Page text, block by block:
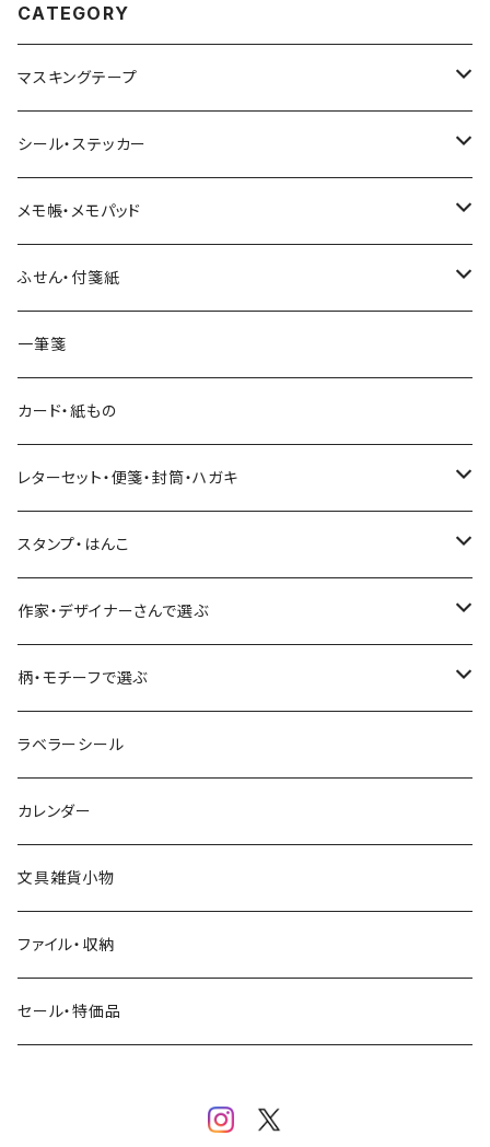
CATEGORY
マスキングテープ
ヨハク
和紙
透明クリア
Hutte paper works （プロペラスタジオ）
ネクタイ
透明クリアテープ
柄・モチーフで選ぶ（マステ）
いちご・ストロベリー
フルーツ・野菜
ミモザ
お花・フラワー・グリーン・植物
マインドウェイブ
水縞
大枝活版室
星燈社
ミナペルホネン
BGM
eric
SAIEN
田村美紀
パピアプラッツ（作家もの）
シール・ステッカー
フレークシール
パピアプラッツ（作家もの）
ヨハク
ステッカーシール
マインドウェイブ
田村美紀
立体シール
メモ帳・メモパッド
ヨハク
HUTTE PAPER WORKS
表現社（作家もの）
星燈社
古川紙工
大枝活版室
ふせん・付箋紙
ヨハク
HUTTE PAPER WORKS
古川紙工
表現社（作家もの）
ロール付箋
一筆箋
カード・紙もの
レターセット・便箋・封筒・ハガキ
古川紙工
表現社（作家もの）
スタンプ・はんこ
Hutte paper works
ヨハク
作家・デザイナーさんで選ぶ
ネクタイ
Hutte paper works
ヨハク
eric
浅野みどり
西淑
柄・モチーフで選ぶ
フルーツ
食べ物・フード・スイーツ
パン・ブレッド
カフェ
コーヒー・飲み物・クリームソーダ
ラベラーシール
カレンダー
文具雑貨小物
ファイル・収納
セール・特価品